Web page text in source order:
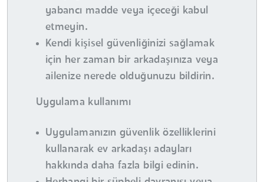
yabancı madde veya içeceği kabul
etmeyin.
Kendi kişisel güvenliğinizi sağlamak
için her zaman bir arkadaşınıza veya
ailenize nerede olduğunuzu bildirin.
Uygulama kullanımı
Uygulamanızın güvenlik özelliklerini
kullanarak ev arkadaşı adayları
hakkında daha fazla bilgi edinin.